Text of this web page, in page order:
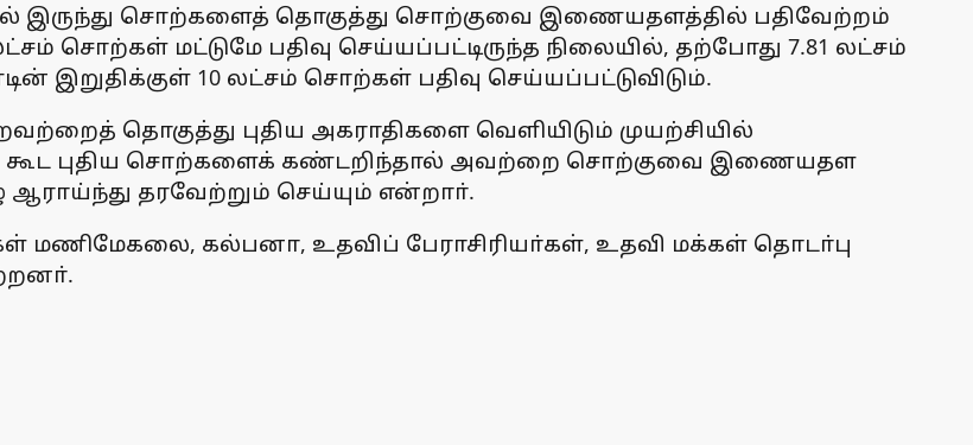
இருந்து சொற்களைத் தொகுத்து சொற்குவை இணையதளத்தில் பதிவேற்றம்
சொற்கள் மட்டுமே பதிவு செய்யப்பட்டிருந்த நிலையில், தற்போது 7.81 லட்சம்
10 லட்சம் சொற்கள் பதிவு செய்யப்பட்டுவிடும்.
தொகுத்து புதிய அகராதிகளை வெளியிடும் முயற்சியில்
கூட புதிய சொற்களைக் கண்டறிந்தால் அவற்றை சொற்குவை இணையதள
தரவேற்றும் செய்யும் என்றாா்.
மணிமேகலை, கல்பனா, உதவிப் பேராசிரியா்கள், உதவி மக்கள் தொடா்பு